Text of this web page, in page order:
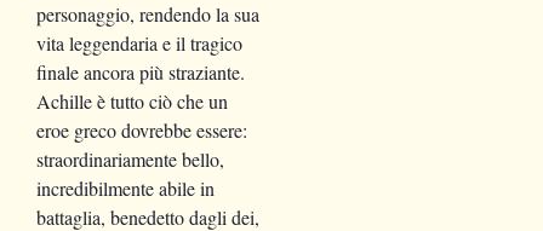
personaggio, rendendo la sua
vita leggendaria e il tragico
finale ancora più straziante.
Achille è tutto ciò che un
eroe greco dovrebbe essere:
straordinariamente bello,
incredibilmente abile in
battaglia, benedetto dagli dei,